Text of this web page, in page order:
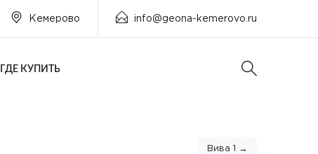
Кемерово info@geona-kemerovo.ru
ГДЕ КУПИТЬ
Вива 1 →